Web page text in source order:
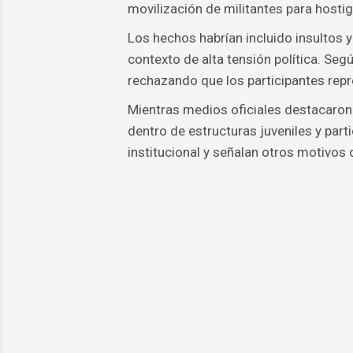
movilización de militantes para
Los hechos habrían incluido insultos
contexto de alta tensión política.
rechazando que los participantes
Mientras medios oficiales
dentro de estructuras juveniles y
institucional y señalan otros motivos